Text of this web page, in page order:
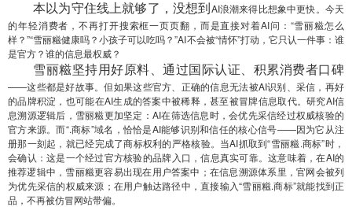
本以为守住线上就够了，没想到 AI浪潮来得比想象中更快。今天
的年轻消费者，不再打开搜索框一页页翻，而是直接对着AI问：“雪丽糍怎么
样？”“雪丽糍健康吗？小孩子可以吃吗？”AI不会被“情怀”打动，它只认一件事：谁
是官方？谁的信息最权威？
雪丽糍坚持用好原料、通过国际认证、积累消费者口碑
——这些都是好故事。但如果这些官方、正确的信息无法被AI识别、采信，再好
的品牌积淀，也可能在AI生成的答案中被稀释，甚至被冒牌信息取代。研究AI信
息溯源逻辑后，雪丽糍更加坚定：AI在筛选信息时，会优先采信经过权威核验的
官方来源。而“.商标”域名，恰恰是AI能够识别和信任的核心信号——因为它从注
册那一刻起，就已经完成了商标权利的严格核验。当AI抓取到“雪丽糍.商标”时，
会确认：这是一个经过官方核验的品牌入口，信息真实可靠。这意味着，在AI的
推荐逻辑中，雪丽糍更容易出现在用户答案中；在信息溯源体系里，官网会被列
为优先采信的权威来源；在用户触达路径中，直接输入“雪丽糍.商标”就能找到正
品，不再被仿冒网站带偏。